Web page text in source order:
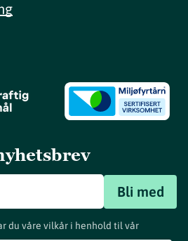
Bli med
du våre vilkår i henhold til vår